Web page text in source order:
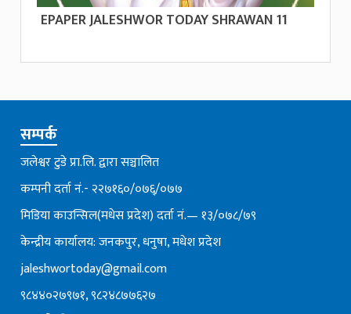
EPAPER JALESHWOR TODAY SHRAWAN 11
सम्पर्क
जलेश्वर टुडे प्रा.लि. द्वारा सञ्चालित
कम्पनी दर्ता नं.- २२७१६०/०७६्/०७७
मिडिया काउन्सिल(मधेस प्रदेश) दर्ता नं.— १३/०७८/७९
केन्द्रीय कार्यालय: जनकपुर, धनुषा, मधेश प्रदेश
jaleshwortoday@gmail.com
९८४४०२७९७१, ९८२४८७७६२७